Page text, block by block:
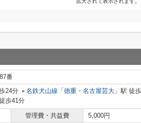
番
24分 名鉄犬山線 「 徳重・名古屋芸大 」駅 徒
歩41分
管理費・共益費
5,000円